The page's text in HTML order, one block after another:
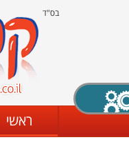
בס"ד
ראשי
X סגירה